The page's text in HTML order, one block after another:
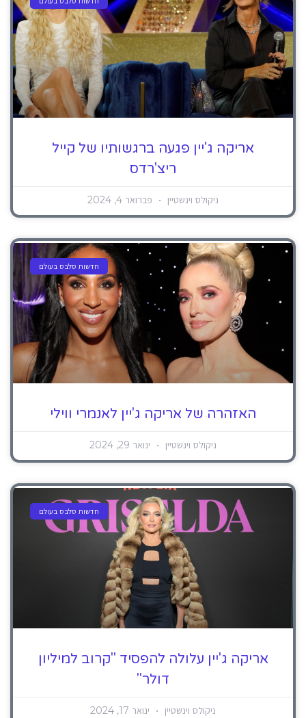
אריקה ג'יין פגעה ברגשותיו של קייל
ריצ'רדס
ניקולס וינשטיין פברואר 4, 2024
חדשות סלבס בעולם
האזהרה של אריקה ג'יין לאנמרי ווילי
ניקולס וינשטיין ינואר 29, 2024
חדשות סלבס בעולם
אריקה ג'יין עלולה להפסיד "קרוב למיליון
דולר"
ניקולס וינשטיין ינואר 17, 2024